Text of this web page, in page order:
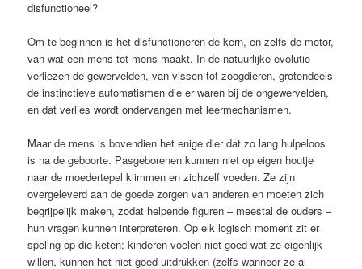
disfunctioneel?
Om te beginnen is het disfunctioneren de kern, en zelfs de motor,
van wat een mens tot mens maakt. In de natuurlijke evolutie
verliezen de gewervelden, van vissen tot zoogdieren, grotendeels
de instinctieve automatismen die er waren bij de ongewervelden,
en dat verlies wordt ondervangen met leermechanismen.
Maar de mens is bovendien het enige dier dat zo lang hulpeloos
is na de geboorte. Pasgeborenen kunnen niet op eigen houtje
naar de moedertepel klimmen en zichzelf voeden. Ze zijn
overgeleverd aan de goede zorgen van anderen en moeten zich
begrijpelijk maken, zodat helpende figuren – meestal de ouders –
hun vragen kunnen interpreteren. Op elk logisch moment zit er
speling op die keten: kinderen voelen niet goed wat ze eigenlijk
willen, kunnen het niet goed uitdrukken (zelfs wanneer ze al